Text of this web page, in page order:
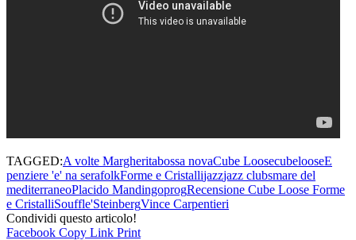
TAGGED:A volte Margheritabossa novaCube LoosecubelooseE
penziere 'e' na serafolkForme e Cristallijazzjazz clubsmare del
mediterraneoPlacido MandingoprogRecensione Cube Loose Forme
e CristalliSouffle'SteinbergVince Carpentieri
Condividi questo articolo!
Facebook Copy Link Print